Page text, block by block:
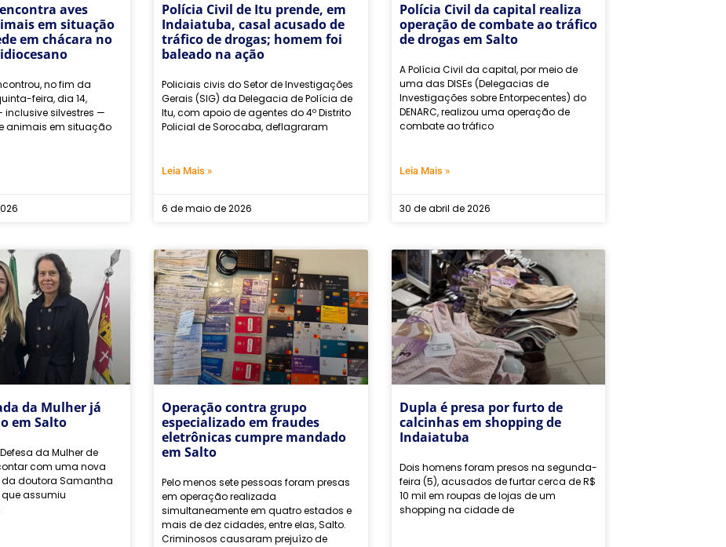
aves
em situação
em chácara no
no fim da
feira, dia 14,
inclusive silvestres —
animais em situação
Polícia Civil de Itu prende, em
Indaiatuba, casal acusado de
tráfico de drogas; homem foi
baleado na ação
Policiais civis do Setor de Investigações
Gerais (SIG) da Delegacia de Polícia de
Itu, com apoio de agentes do 4º Distrito
Policial de Sorocaba, deflagraram
Leia Mais »
6 de maio de 2026
Polícia Civil da capital realiza
operação de combate ao tráfico
de drogas em Salto
A Polícia Civil da capital, por meio de
uma das DISEs (Delegacias de
Investigações sobre Entorpecentes) do
DENARC, realizou uma operação de
combate ao tráfico
Leia Mais »
30 de abril de 2026
da Mulher já
em Salto
da Mulher de
com uma nova
doutora Samantha
que assumiu
Operação contra grupo
especializado em fraudes
eletrônicas cumpre mandado
em Salto
Pelo menos sete pessoas foram presas
em operação realizada
simultaneamente em quatro estados e
mais de dez cidades, entre elas, Salto.
Criminosos causaram prejuízo de
Dupla é presa por furto de
calcinhas em shopping de
Indaiatuba
Dois homens foram presos na segunda-
feira (5), acusados de furtar cerca de R$
10 mil em roupas de lojas de um
shopping na cidade de